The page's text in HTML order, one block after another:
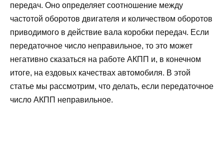
передач. Оно определяет соотношение между
частотой оборотов двигателя и количеством оборотов
приводимого в действие вала коробки передач. Если
передаточное число неправильное, то это может
негативно сказаться на работе АКПП и, в конечном
итоге, на ездовых качествах автомобиля. В этой
статье мы рассмотрим, что делать, если передаточное
число АКПП неправильное.